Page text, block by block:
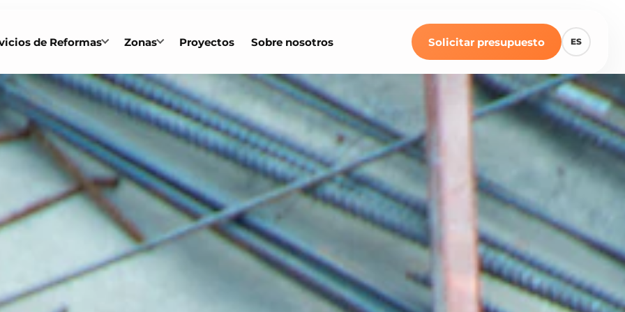
de Reformas Zonas Proyectos Sobre nosotros Solicitar presupuesto ES